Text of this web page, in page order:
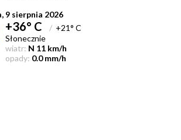
9 sierpnia 2026
+36° C /+21° C
Słonecznie
wiatr: N 11 km/h
opady: 0.0 mm/h